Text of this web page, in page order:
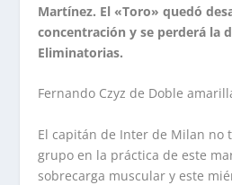
Martínez. El «Toro» quedó
concentración y se perderá la
Eliminatorias.
Fernando Czyz de Doble
El capitán de Inter de Milan no
grupo en la práctica de este
sobrecarga muscular y este